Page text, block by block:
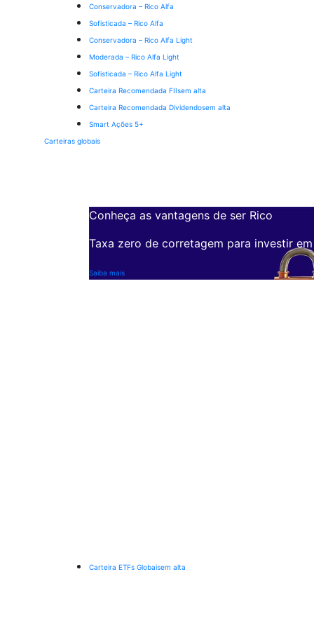
Conservadora – Rico Alfa
Sofisticada – Rico Alfa
Conservadora – Rico Alfa Light
Moderada – Rico Alfa Light
Sofisticada – Rico Alfa Light
Carteira Recomendada FIIsem alta
Carteira Recomendada Dividendosem alta
Smart Ações 5+
Carteiras globais
Conheça as vantagens de ser Rico
Taxa zero de corretagem para investir
Saiba mais
Carteira ETFs Globaisem alta